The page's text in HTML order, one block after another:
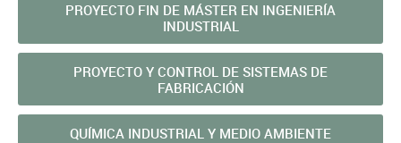
PROYECTO FIN DE MÁSTER EN INGENIERÍA
INDUSTRIAL
PROYECTO Y CONTROL DE SISTEMAS DE
FABRICACIÓN
QUÍMICA INDUSTRIAL Y MEDIO AMBIENTE